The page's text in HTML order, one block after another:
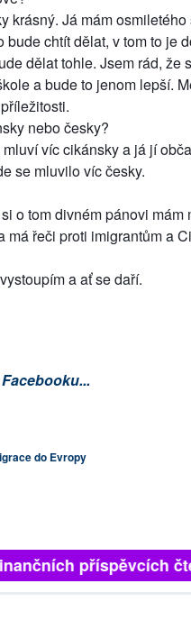
krásný. Já mám
bude chtít dělat, v tom to je
dělat tohle. Jsem rád, že
a bude to jenom lepší.
nebo česky?
víc cikánsky a já jí
se mluvilo víc česky.
o tom divném pánovi mám
řeči proti imigrantům a
a ať se daří.
do Evropy
příspěvcích